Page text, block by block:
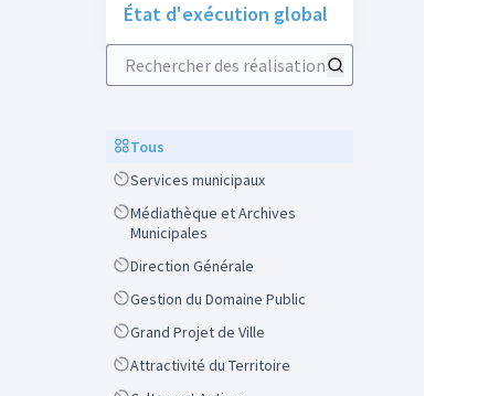
État d'exécution global
Rechercher des réalisations
ScopeTous
ScopeServices municipaux
Scope
Médiathèque et Archives
Municipales
ScopeDirection Générale
ScopeGestion du Domaine Public
ScopeGrand Projet de Ville
ScopeAttractivité du Territoire